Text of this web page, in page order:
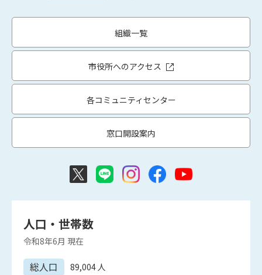
組織一覧
市役所へのアクセス
各コミュニティセンター
窓口開設案内
人口・世帯数
令和8年6月 現在
総人口 89,004人